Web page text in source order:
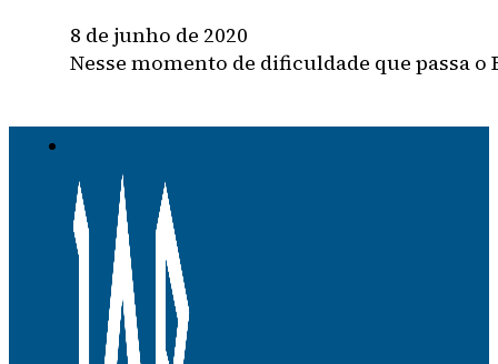
8 de junho de 2020
Nesse momento de dificuldade que passa